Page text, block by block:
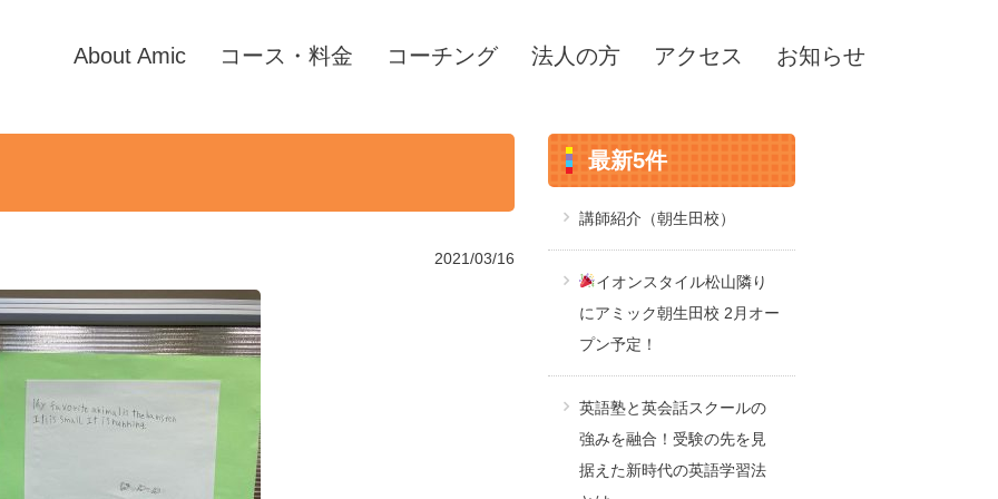
About Amic コース・料金 コーチング 法人の方 アクセス お知らせ
2021/03/16
最新5件
講師紹介（朝生田校）
イオンスタイル松山隣り
にアミック朝生田校 2月オー
プン予定！
英語塾と英会話スクールの
強みを融合！受験の先を見
据えた新時代の英語学習法